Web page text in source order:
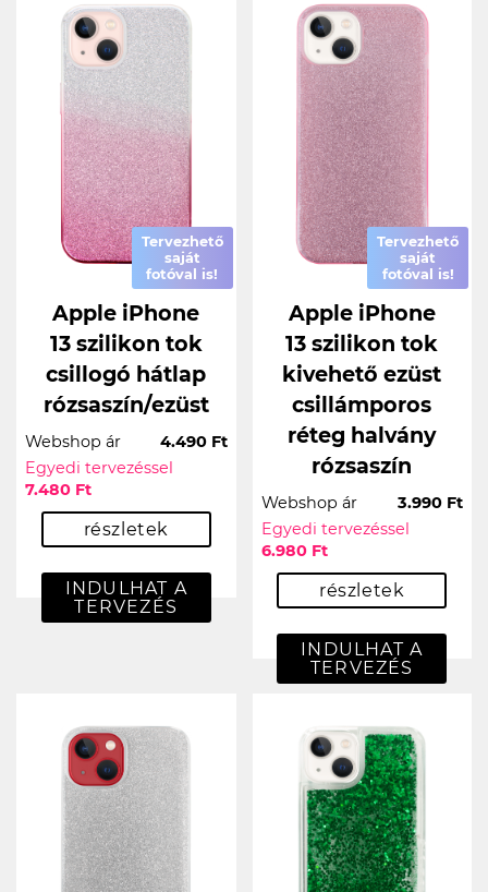
Tervezhető
saját
fotóval is!
Apple iPhone
13 szilikon tok
csillogó hátlap
rózsaszín/ezüst
Webshop ár
4.490 Ft
Egyedi tervezéssel
7.480 Ft
részletek
INDULHAT A
TERVEZÉS
Tervezhető
saját
fotóval is!
Apple iPhone
13 szilikon tok
kivehető ezüst
csillámporos
réteg halvány
rózsaszín
Webshop ár
3.990 Ft
Egyedi tervezéssel
6.980 Ft
részletek
INDULHAT A
TERVEZÉS